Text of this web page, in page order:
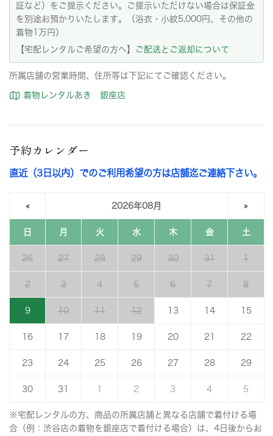
証など）をご提示ください。ご提示いただけない場合は保証金
を別途お預かりいたします。（浴衣・小紋5,000円、その他の
着物1万円）
【宅配レンタルご希望の方へ】
ご配送とご返却について
所属店舗の営業時間、住所等は下記にてご確認ください。
着物レンタルあき 銀座店
予約カレンダー
直近（3日以内）でのご利用希望の方は店舗迄ご連絡下さい。
« 2026年08月 »
日 月 火 水 木 金 土
26 27 28 29 30 31 1
2 3 4 5 6 7 8
9 10 11 12 13 14 15
16 17 18 19 20 21 22
23 24 25 26 27 28 29
30 31 2 3 4 5
※宅配レンタルの方、商品の所属店舗と異なる店舗で着付ける場
合（例：渋谷店の着物を銀座店で着付ける場合）は、4日後からお